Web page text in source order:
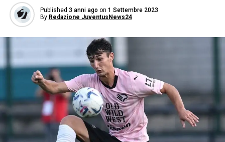
Published 3 anni ago on 1 Settembre 2023
By Redazione JuventusNews24